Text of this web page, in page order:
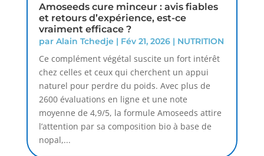
Amoseeds cure minceur : avis fiables
et retours d’expérience, est-ce
vraiment efficace ?
par Alain Tchedje | Fév 21, 2026| NUTRITION
Ce complément végétal suscite un fort intérêt
chez celles et ceux qui cherchent un appui
naturel pour perdre du poids. Avec plus de
2600 évaluations en ligne et une note
moyenne de 4,9/5, la formule Amoseeds attire
l’attention par sa composition bio à base de
nopal,...